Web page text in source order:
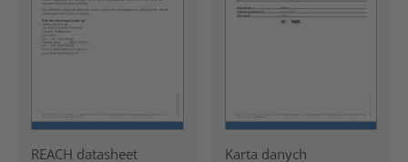
REACH datasheet
Karta danych